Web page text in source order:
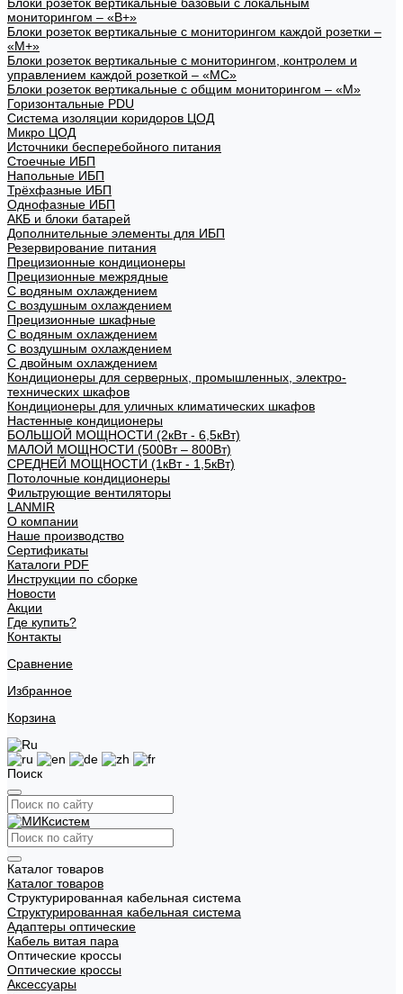
мониторингом – «В+»
Блоки розеток вертикальные с мониторингом каждой розетки –
«М+»
Блоки розеток вертикальные с мониторингом, контролем и
управлением каждой розеткой – «МС»
Блоки розеток вертикальные с общим мониторингом – «М»
Горизонтальные PDU
Система изоляции коридоров ЦОД
Микро ЦОД
Источники бесперебойного питания
Стоечные ИБП
Напольные ИБП
Трёхфазные ИБП
Однофазные ИБП
АКБ и блоки батарей
Дополнительные элементы для ИБП
Резервирование питания
Прецизионные кондиционеры
Прецизионные межрядные
С водяным охлаждением
С воздушным охлаждением
Прецизионные шкафные
С водяным охлаждением
С воздушным охлаждением
С двойным охлаждением
Кондиционеры для серверных, промышленных, электро-
технических шкафов
Кондиционеры для уличных климатических шкафов
Настенные кондиционеры
БОЛЬШОЙ МОЩНОСТИ (2кВт - 6,5кВт)
МАЛОЙ МОЩНОСТИ (500Вт – 800Вт)
СРЕДНЕЙ МОЩНОСТИ (1кВт - 1,5кВт)
Потолочные кондиционеры
Фильтрующие вентиляторы
LANMIR
О компании
Наше производство
Сертификаты
Каталоги PDF
Инструкции по сборке
Новости
Акции
Где купить?
Контакты
Сравнение
Избранное
Корзина
Поиск
Каталог товаров
Каталог товаров
Структурированная кабельная система
Структурированная кабельная система
Адаптеры оптические
Кабель витая пара
Оптические кроссы
Оптические кроссы
Аксессуары